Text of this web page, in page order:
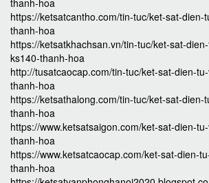
thanh-hoa
https://ketsatcantho.com/tin-tuc/ket-sat-dien-
thanh-hoa
https://ketsatkhachsan.vn/tin-tuc/ket-sat-
ks140-thanh-hoa
http://tusatcaocap.com/tin-tuc/ket-sat-dien-
thanh-hoa
https://ketsathalong.com/tin-tuc/ket-sat-dien-
thanh-hoa
https://www.ketsatsaigon.com/ket-sat-dien-
thanh-hoa
https://www.ketsatcaocap.com/ket-sat-dien-
thanh-hoa